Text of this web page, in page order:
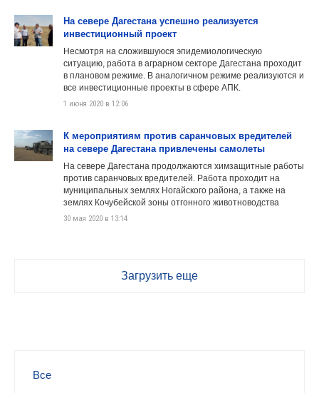
На севере Дагестана успешно реализуется
инвестиционный проект
Несмотря на сложившуюся эпидемиологическую
ситуацию, работа в аграрном секторе Дагестана проходит
в плановом режиме. В аналогичном режиме реализуются и
все инвестиционные проекты в сфере АПК.
1 июня 2020 в 12:06
К мероприятиям против саранчовых вредителей
на севере Дагестана привлечены самолеты
На севере Дагестана продолжаются химзащитные работы
против саранчовых вредителей. Работа проходит на
муниципальных землях Ногайского района, а также на
землях Кочубейской зоны отгонного животноводства
30 мая 2020 в 13:14
Загрузить еще
Все